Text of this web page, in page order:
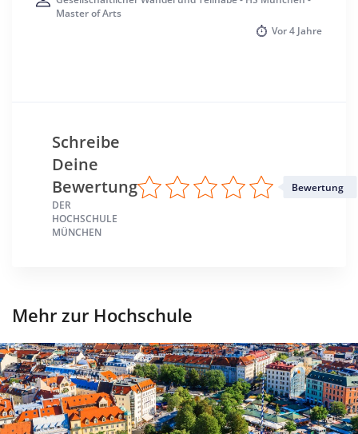
Master of Arts
Vor4 Jahre
Schreibe
Deine
Bewertung
DER
HOCHSCHULE
MÜNCHEN
Bewertung
Mehr zur Hochschule